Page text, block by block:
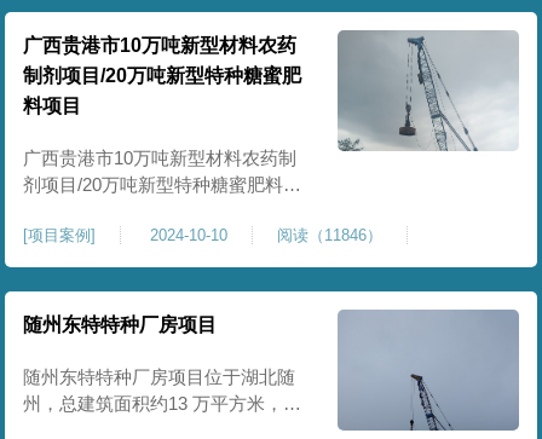
一次。我司于土方单位交叉作业。
康尚强夯公司于2024年10月20日安
排设备人员进场，按照图纸设计施
工。
广西贵港市10万吨新型材料农药
制剂项目/20万吨新型特种糖蜜肥
料项目
广西贵港市10万吨新型材料农药制
剂项目/20万吨新型特种糖蜜肥料项
期施工，一期为10万吨新型材料农
药制剂项目施工，二期为20万吨新
型特种糖蜜肥料项目，两期项目都
采用基础承台加强夯和普通强夯施
使用要求，单独对基础承台位置地
基进行置换加强夯，其他区域采用
[项目案例] 2024-10-10 阅读（11846）
随州东特特种厂房项目
随州东特特种厂房项目位于湖北随
州，总建筑面积约13 万平方米，为